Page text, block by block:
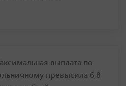
выплата по
превысила 6,8